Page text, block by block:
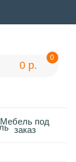
0
0 р.
Мебель под
заказ